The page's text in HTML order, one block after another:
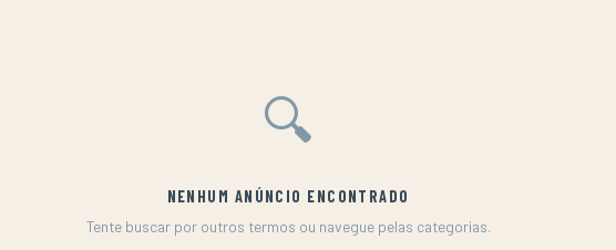
🔍
NENHUM ANÚNCIO ENCONTRADO
Tente buscar por outros termos ou navegue pelas categorias.